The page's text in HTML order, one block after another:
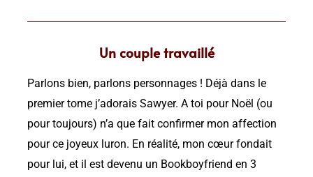
Un couple travaillé
Parlons bien, parlons personnages ! Déjà dans le
premier tome j’adorais Sawyer. A toi pour Noël (ou
pour toujours) n’a que fait confirmer mon affection
pour ce joyeux luron. En réalité, mon cœur fondait
pour lui, et il est devenu un Bookboyfriend en 3